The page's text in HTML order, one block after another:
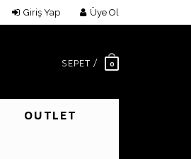
Giriş Yap Üye Ol
0
SEPET /
OUTLET